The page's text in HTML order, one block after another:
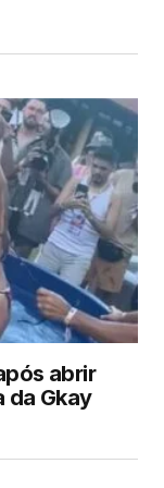
abrir
da Gkay